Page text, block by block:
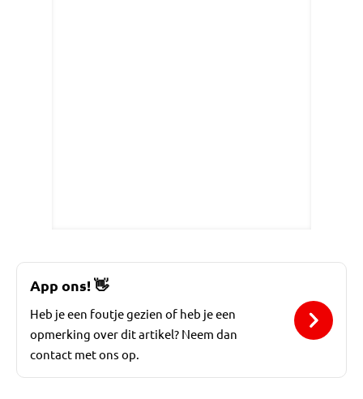
App ons!👋
Heb je een foutje gezien of heb je een
opmerking over dit artikel? Neem dan
contact met ons op.